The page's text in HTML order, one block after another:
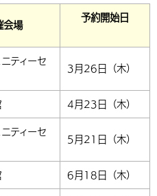
会場
予約開始日
ティーセ
3月26日（木）
4月23日（木）
ティーセ
5月21日（木）
6月18日（木）